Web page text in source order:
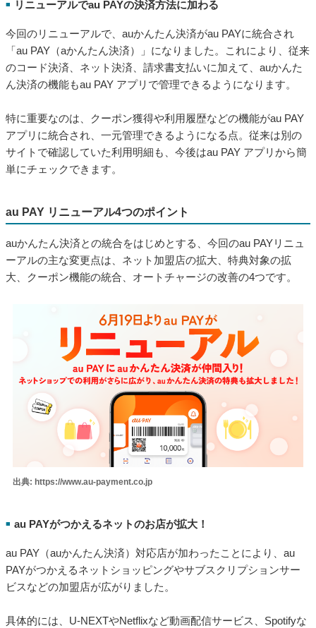
■ リニューアルでau PAYの決済方法に加わる
今回のリニューアルで、auかんたん決済がau PAYに統合され
「au PAY（aかんたん決済）」になりました。これにより、従来
のコード決済、ネット決済、請求書支払いに加えて、auかんた
ん決済の機能もau PAY アプリで管理できるようになります。
特に重要なのは、クーポン獲得や利用履歴などの機能がau PAY
アプリに統合され、一元管理できるようになる点。従来は別の
サイトで確認していた利用明細も、今後はau PAY アプリから簡
単にチェックできます。
au PAY リニューアル4つのポイント
auかんたん決済との統合をはじめとする、今回のau PAYリニュ
ーアルの主な変更点は、ネット加盟店の拡大、特典対象の拡
大、クーポン機能の統合、オートチャージの改善の4つです。
出典: https://www.au-payment.co.jp
■ au PAYがつかえるネットのお店が拡大！
au PAY（auかんたん決済）対応店が加わったことにより、au
PAYがつかえるネットショッピングやサブスクリプションサー
ビスなどの加盟店が広がりました。
具体的には、U-NEXTやNetflixなど動画配信サービス、Spotifyな